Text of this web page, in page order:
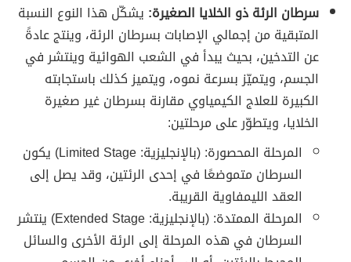
سرطان الرئة ذو الخلايا الصغيرة: يشكّل هذا النوع النسبة
المتبقية من إجمالي الإصابات بسرطان الرئة، وينتج عادةً
عن التدخين، بحيث يبدأ في الشعب الهوائية وينتشر في
الجسم، ويتميّز بسرعة نموه، ويتميز كذلك باستجابته
الكبيرة للعلاج الكيمياوي مقارنة بسرطان غير صغيرة
الخلايا، ويتطوّر على مرحلتين:
المرحلة المحصورة: (بالإنجليزية: Limited Stage) يكون
السرطان متموضعًا في إحدى الرئتين، وقد يصل إلى
العقد الليمفاوية القريبة.
المرحلة الممتدة: (بالإنجليزية: Extended Stage) ينتشر
السرطان في هذه المرحلة إلى الرئة الأخرى والسائل